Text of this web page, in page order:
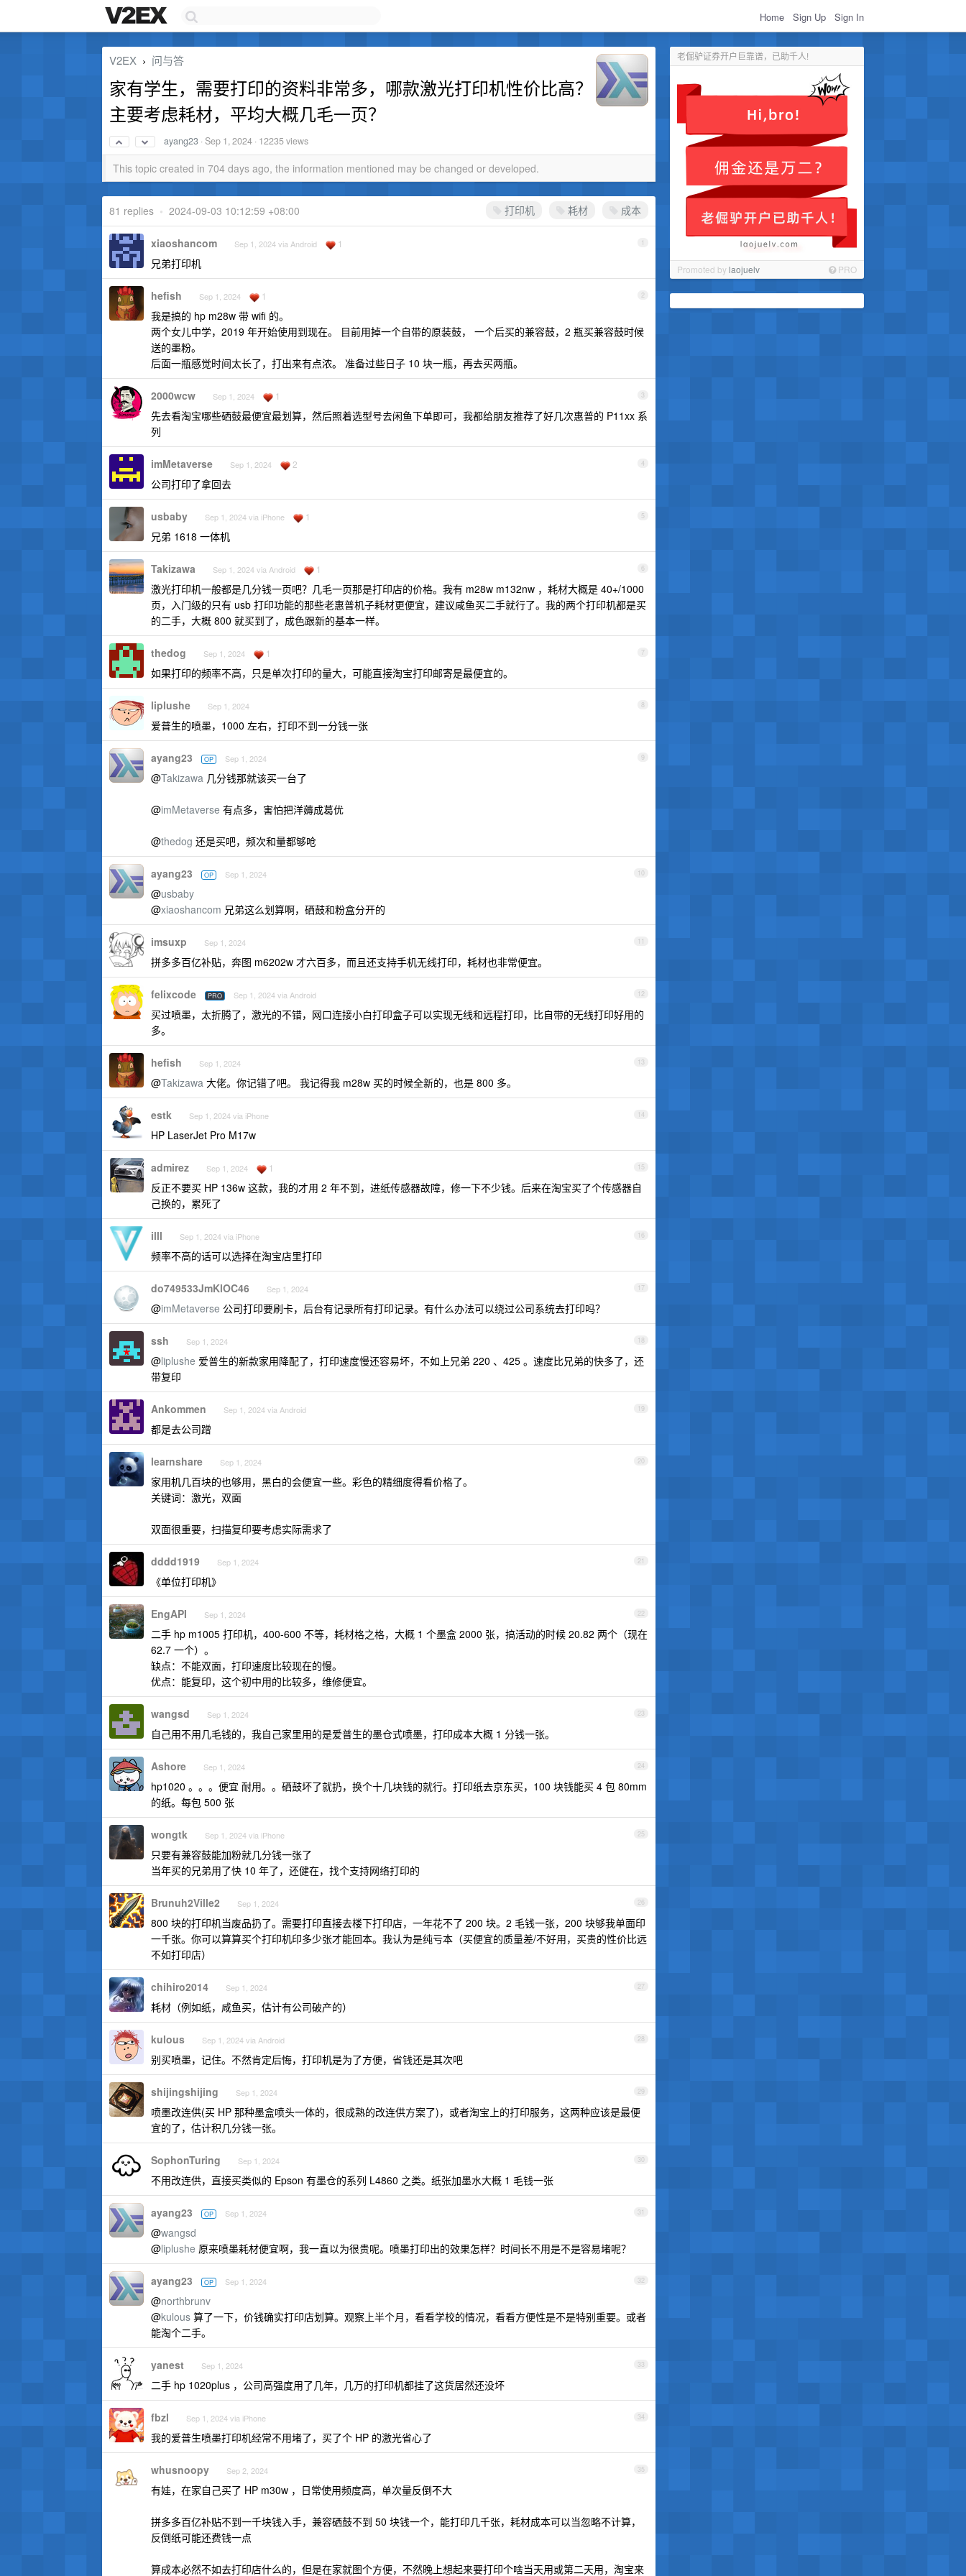
Home Sign Up Sign In
老倔驴证券开户巨靠谱，已助千人!
Promoted bylaojuelv PRO
V2EX › 问与答
家有学生，需要打印的资料非常多，哪款激光打印机性价比高？
主要考虑耗材，平均大概几毛一页？
ayang23 ·Sep 1, 2024 · 12235 views
This topic created in 704 days ago, the information mentioned may be changed or developed.
打印机 耗材 成本
81 replies • 2024-09-03 10:12:59 +08:00
1
xiaoshancom Sep 1, 2024 via Android 1
兄弟打印机
2
hefish Sep 1, 2024 1
我是搞的 hp m28w 带 wifi 的。
两个女儿中学，2019 年开始使用到现在。 目前用掉一个自带的原装鼓， 一个后买的兼容鼓，2 瓶买兼容鼓时候
送的墨粉。
后面一瓶感觉时间太长了，打出来有点浓。 准备过些日子 10 块一瓶，再去买两瓶。
3
2000wcw Sep 1, 2024 1
先去看淘宝哪些硒鼓最便宜最划算，然后照着选型号去闲鱼下单即可，我都给朋友推荐了好几次惠普的 P11xx 系
列
4
imMetaverse Sep 1, 2024 2
公司打印了拿回去
5
usbaby Sep 1, 2024 via iPhone 1
兄弟 1618 一体机
6
Takizawa Sep 1, 2024 via Android 1
激光打印机一般都是几分钱一页吧？几毛一页那是打印店的价格。我有 m28w m132nw ，耗材大概是 40+/1000
页，入门级的只有 usb 打印功能的那些老惠普机子耗材更便宜，建议咸鱼买二手就行了。我的两个打印机都是买
的二手，大概 800 就买到了，成色跟新的基本一样。
7
thedog Sep 1, 2024 1
如果打印的频率不高，只是单次打印的量大，可能直接淘宝打印邮寄是最便宜的。
8
liplushe Sep 1, 2024
爱普生的喷墨，1000 左右，打印不到一分钱一张
9
ayang23 OP Sep 1, 2024
@Takizawa 几分钱那就该买一台了
@imMetaverse 有点多，害怕把洋薅成葛优
@thedog 还是买吧，频次和量都够呛
10
ayang23 OP Sep 1, 2024
@usbaby
@xiaoshancom 兄弟这么划算啊，硒鼓和粉盒分开的
11
imsuxp Sep 1, 2024
拼多多百亿补贴，奔图 m6202w 才六百多，而且还支持手机无线打印，耗材也非常便宜。
12
felixcode PRO Sep 1, 2024 via Android
买过喷墨，太折腾了，激光的不错，网口连接小白打印盒子可以实现无线和远程打印，比自带的无线打印好用的
多。
13
hefish Sep 1, 2024
@Takizawa 大佬。你记错了吧。 我记得我 m28w 买的时候全新的，也是 800 多。
14
estk Sep 1, 2024 via iPhone
HP LaserJet Pro M17w
15
admirez Sep 1, 2024 1
反正不要买 HP 136w 这款，我的才用 2 年不到，进纸传感器故障，修一下不少钱。后来在淘宝买了个传感器自
己换的，累死了
16
illl Sep 1, 2024 via iPhone
频率不高的话可以选择在淘宝店里打印
17
do749533JmKlOC46 Sep 1, 2024
@imMetaverse 公司打印要刷卡，后台有记录所有打印记录。有什么办法可以绕过公司系统去打印吗？
18
ssh Sep 1, 2024
@liplushe 爱普生的新款家用降配了，打印速度慢还容易坏，不如上兄弟 220 、425 。速度比兄弟的快多了，还
带复印
19
Ankommen Sep 1, 2024 via Android
都是去公司蹭
20
learnshare Sep 1, 2024
家用机几百块的也够用，黑白的会便宜一些。彩色的精细度得看价格了。
关键词：激光，双面
双面很重要，扫描复印要考虑实际需求了
21
dddd1919 Sep 1, 2024
《单位打印机》
22
EngAPI Sep 1, 2024
二手 hp m1005 打印机，400-600 不等，耗材格之格，大概 1 个墨盒 2000 张，搞活动的时候 20.82 两个（现在
62.7 一个）。
缺点：不能双面，打印速度比较现在的慢。
优点：能复印，这个初中用的比较多，维修便宜。
23
wangsd Sep 1, 2024
自己用不用几毛钱的，我自己家里用的是爱普生的墨仓式喷墨，打印成本大概 1 分钱一张。
24
Ashore Sep 1, 2024
hp1020 。。。便宜 耐用。。硒鼓坏了就扔，换个十几块钱的就行。打印纸去京东买，100 块钱能买 4 包 80mm
的纸。每包 500 张
25
wongtk Sep 1, 2024 via iPhone
只要有兼容鼓能加粉就几分钱一张了
当年买的兄弟用了快 10 年了，还健在，找个支持网络打印的
26
Brunuh2Ville2 Sep 1, 2024
800 块的打印机当废品扔了。需要打印直接去楼下打印店，一年花不了 200 块。2 毛钱一张，200 块够我单面印
一千张。你可以算算买个打印机印多少张才能回本。我认为是纯亏本（买便宜的质量差/不好用，买贵的性价比远
不如打印店）
27
chihiro2014 Sep 1, 2024
耗材（例如纸，咸鱼买，估计有公司破产的）
28
kulous Sep 1, 2024 via Android
别买喷墨，记住。不然肯定后悔，打印机是为了方便，省钱还是其次吧
29
shijingshijing Sep 1, 2024
喷墨改连供(买 HP 那种墨盒喷头一体的，很成熟的改连供方案了)，或者淘宝上的打印服务，这两种应该是最便
宜的了，估计积几分钱一张。
30
SophonTuring Sep 1, 2024
不用改连供，直接买类似的 Epson 有墨仓的系列 L4860 之类。纸张加墨水大概 1 毛钱一张
31
ayang23 OP Sep 1, 2024
@wangsd
@liplushe 原来喷墨耗材便宜啊，我一直以为很贵呢。喷墨打印出的效果怎样？时间长不用是不是容易堵呢？
32
ayang23 OP Sep 1, 2024
@northbrunv
@kulous 算了一下，价钱确实打印店划算。观察上半个月，看看学校的情况，看看方便性是不是特别重要。或者
能淘个二手。
33
yanest Sep 1, 2024
二手 hp 1020plus ，公司高强度用了几年，几万的打印机都挂了这货居然还没坏
34
fbzl Sep 1, 2024 via iPhone
我的爱普生喷墨打印机经常不用堵了，买了个 HP 的激光省心了
35
whusnoopy Sep 2, 2024
有娃，在家自己买了 HP m30w ，日常使用频度高，单次量反倒不大
拼多多百亿补贴不到一千块钱入手，兼容硒鼓不到 50 块钱一个，能打印几千张，耗材成本可以当忽略不计算，
反倒纸可能还费钱一点
算成本必然不如去打印店什么的，但是在家就图个方便，不然晚上想起来要打印个啥当天用或第二天用，淘宝来